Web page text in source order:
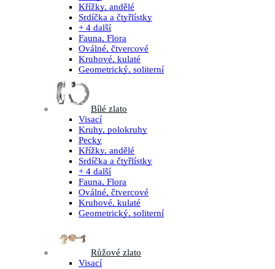
Křížky, andělé
Srdíčka a čtyřlístky
+ 4 další
Fauna, Flora
Oválné, čtvercové
Kruhové, kulaté
Geometrický, soliterní
Bílé zlato
Visací
Kruhy, polokruhy
Pecky
Křížky, andělé
Srdíčka a čtyřlístky
+ 4 další
Fauna, Flora
Oválné, čtvercové
Kruhové, kulaté
Geometrický, soliterní
Růžové zlato
Visací